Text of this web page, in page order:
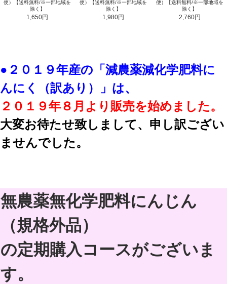
便）【送料無料/※一部地域を
除く】
1,650円
便）【送料無料/※一部地域を
除く】
1,980円
便）【送料無料/※一部地域を
除く】
2,760円
●２０１９年産の「減農薬減化学肥料に
んにく（訳あり）」は、
２０１９年８月より販売を始めました。
大変お待たせ致しまして、申し訳ござい
ませんでした。
無農薬無化学肥料にんじん
（規格外品）
の定期購入コースがございま
す。